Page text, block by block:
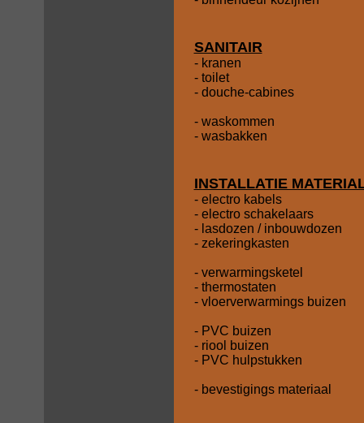
SANITAIR
- kranen
- toilet
- douche-cabines
- waskommen
- wasbakken
INSTALLATIE
- electro kabels
- electro schakelaars
- lasdozen / inbouwdozen
- zekeringkasten
- verwarmingsketel
- thermostaten
- vloerverwarmings buizen
- PVC buizen
- riool buizen
- PVC hulpstukken
- bevestigings materiaal